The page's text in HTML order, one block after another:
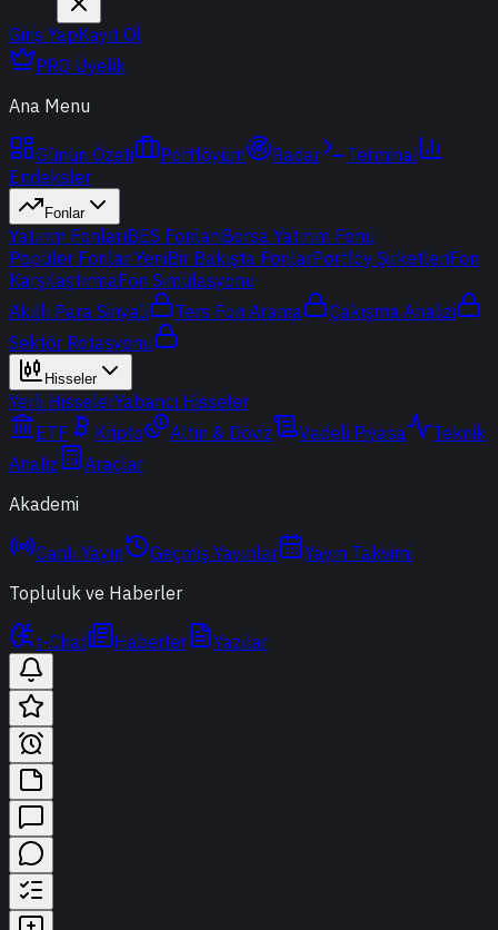
Giriş YapKayıt Ol
PRO Üyelik
Ana Menu
Günün Özeti Portföyüm Radar
Terminal
Endeksler
Fonlar
Yatırım FonlarıBES FonlarıBorsa Yatırım Fonu
Popüler Fonlar YeniBir Bakışta FonlarPortföy ŞirketleriFon
KarşılaştırmaFon Simülasyonu
Akıllı Para Sinyali
Ters Fon Arama
Çakışma Analizi
Sektör Rotasyonu
Hisseler
Yerli HisselerYabancı Hisseler
ETF
Kripto Altın & Döviz Vadeli Piyasa
Teknik
Analiz
Araçlar
Akademi
Canlı Yayın Geçmiş Yayınlar
Yayın Takvimi
Topluluk ve Haberler
t-Chat Haberler Yazılar